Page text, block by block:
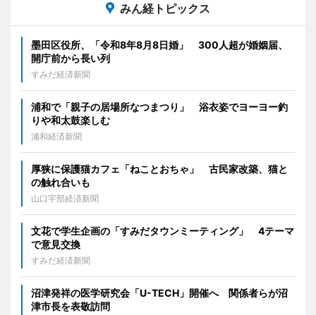
みん経トピックス
墨田区役所、「令和8年8月8日婚」 300人超が婚姻届、
開庁前から長い列
すみだ経済新聞
浦和で「親子の居場所なつまつり」 浴衣姿でヨーヨー釣
りや和太鼓楽しむ
浦和経済新聞
厚狭に保護猫カフェ「ねことおちゃ」 古民家改築、猫と
の触れ合いも
山口宇部経済新聞
文花で学生企画の「すみだタウンミーティング」 4テーマ
で意見交換
すみだ経済新聞
沼津発祥の医学研究会「U-TECH」開催へ 関係者らが沼
津市長を表敬訪問